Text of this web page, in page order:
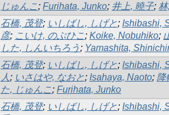
じゅんこ; Furihata, Junko; 井上, 曉子;
石橋, 茂登; いしばし, しげと; Ishibashi,
彦; こいけ, のぶひこ; Koike, Nobuhiko;
した, しんいちろう ; Yamashita,
石橋, 茂登; いしばし, しげと; Ishibashi,
人 ; いさはや, なおと; Isahaya, Naoto; 降
た, じゅんこ; Furihata, Junko
石橋, 茂登; いしばし, しげと; Ishibashi,